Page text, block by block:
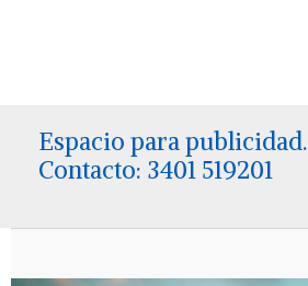
Espacio para publicidad.
Contacto: 3401 519201